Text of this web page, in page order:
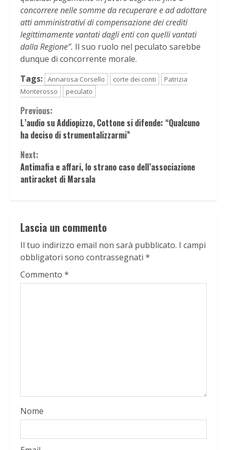
concorrere nelle somme da recuperare e ad adottare
atti amministrativi di compensazione dei crediti
legittimamente vantati dagli enti con quelli vantati
dalla Regione”. Il suo ruolo nel peculato sarebbe
dunque di concorrente morale.
Tags: Annarosa Corsello corte dei conti
Patrizia
Monterosso
peculato
Continue
Reading
Previous:
L’audio su Addiopizzo, Cottone si difende: “Qualcuno
ha deciso di strumentalizzarmi”
Next:
Antimafia e affari, lo strano caso dell’associazione
antiracket di Marsala
Lascia un commento
Il tuo indirizzo email non sarà pubblicato. I campi
obbligatori sono contrassegnati *
Commento *
Nome